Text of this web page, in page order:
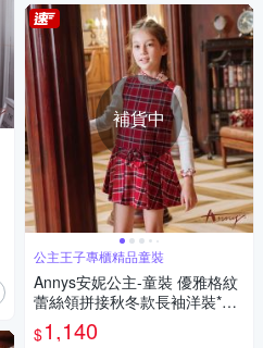
補貨中
公主王子專櫃精品童裝
Annys安妮公主-童裝 優雅格紋
蕾絲領拼接秋冬款長袖洋裝*22
32紅色
$1,140